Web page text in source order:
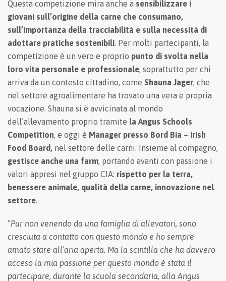
Questa competizione mira anche a sensibilizzare i
giovani sull’origine della carne che consumano,
sull’importanza della tracciabilità e sulla necessità di
adottare pratiche sostenibili. Per molti partecipanti, la
competizione è un vero e proprio punto di svolta nella
loro vita personale e professionale, soprattutto per chi
arriva da un contesto cittadino, come Shauna Jager, che
nel settore agroalimentare ha trovato una vera e propria
vocazione. Shauna si è avvicinata al mondo
dell’allevamento proprio tramite la Angus Schools
Competition, e oggi è Manager presso Bord Bia – Irish
Food Board, nel settore delle carni. Insieme al compagno,
gestisce anche una farm, portando avanti con passione i
valori appresi nel gruppo CIA: rispetto per la terra,
benessere animale, qualità della carne, innovazione nel
settore.
“Pur non venendo da una famiglia di allevatori, sono
cresciuta a contatto con questo mondo e ho sempre
amato stare all’aria aperta. Ma la scintilla che ha davvero
acceso la mia passione per questo mondo è stata il
partecipare, durante la scuola secondaria, alla Angus